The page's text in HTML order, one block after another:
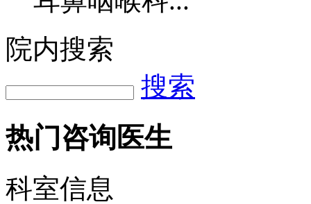
院内搜索
搜索
热门咨询医生
科室信息